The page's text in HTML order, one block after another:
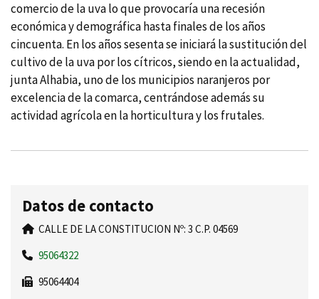
comercio de la uva lo que provocarí­a una recesión
económica y demográfica hasta finales de los años
cincuenta. En los años sesenta se iniciará la sustitución del
cultivo de la uva por los cí­tricos, siendo en la actualidad,
junta Alhabia, uno de los municipios naranjeros por
excelencia de la comarca, centrándose además su
actividad agrí­cola en la horticultura y los frutales.
Datos de contacto
CALLE DE LA CONSTITUCION Nº: 3 C.P. 04569
95064322
95064404